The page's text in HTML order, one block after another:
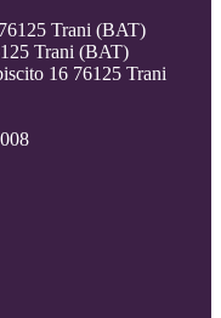
Trani (BAT)
Trani (BAT)
16 76125 Trani